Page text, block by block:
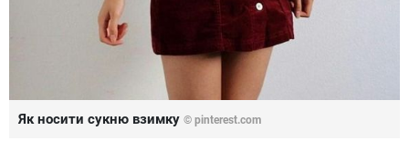
Як носити сукню взимку © pinterest.com